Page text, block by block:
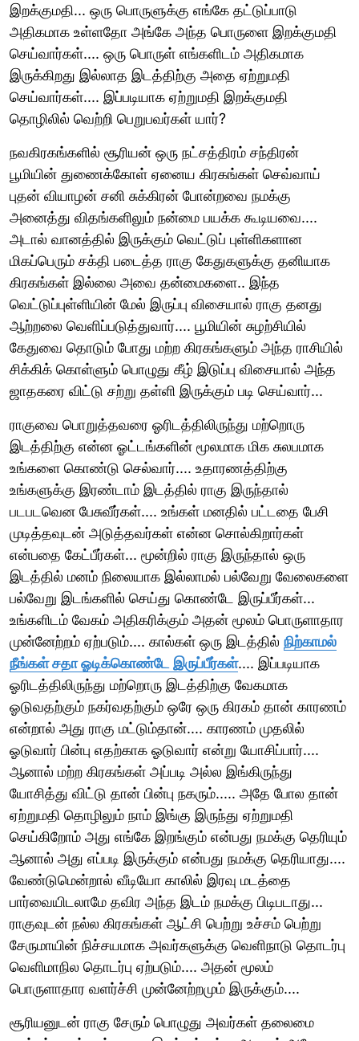
இறக்குமதி... ஒரு பொருளுக்கு எங்கே தட்டுப்பாடு
அதிகமாக உள்ளதோ அங்கே அந்த பொருளை இறக்குமதி
செய்வார்கள்.... ஒரு பொருள் எங்களிடம் அதிகமாக
இருக்கிறது இல்லாத இடத்திற்கு அதை ஏற்றுமதி
செய்வார்கள்.... இப்படியாக ஏற்றுமதி இறக்குமதி
தொழிலில் வெற்றி பெறுபவர்கள் யார்?
நவகிரகங்களில் சூரியன் ஒரு நட்சத்திரம் சந்திரன்
பூமியின் துணைக்கோள் ஏனைய கிரகங்கள் செவ்வாய்
புதன் வியாழன் சனி சுக்கிரன் போன்றவை நமக்கு
அனைத்து விதங்களிலும் நன்மை பயக்க கூடியவை....
அடால் வானத்தில் இருக்கும் வெட்டுப் புள்ளிகளான
மிகப்பெரும் சக்தி படைத்த ராகு கேதுகளுக்கு தனியாக
கிரகங்கள் இல்லை அவை தன்மைகளை.. இந்த
வெட்டுப்புள்ளியின் மேல் இருப்பு விசையால் ராகு தனது
ஆற்றலை வெளிப்படுத்துவார்.... பூமியின் சுழற்சியில்
கேதுவை தொடும் போது மற்ற கிரகங்களும் அந்த ராசியில்
சிக்கிக் கொள்ளும் பொழுது கீழ் இடுப்பு விசையால் அந்த
ஜாதகரை விட்டு சற்று தள்ளி இருக்கும் படி செய்வார்...
ராகுவை பொறுத்தவரை ஓரிடத்திலிருந்து மற்றொரு
இடத்திற்கு என்ன ஓட்டங்களின் மூலமாக மிக சுலபமாக
உங்களை கொண்டு செல்வார்.... உதாரணத்திற்கு
உங்களுக்கு இரண்டாம் இடத்தில் ராகு இருந்தால்
படபடவென பேசுவீர்கள்.... உங்கள் மனதில் பட்டதை பேசி
முடித்தவுடன் அடுத்தவர்கள் என்ன சொல்கிறார்கள்
என்பதை கேட்பீர்கள்... மூன்றில் ராகு இருந்தால் ஒரு
இடத்தில் மனம் நிலையாக இல்லாமல் பல்வேறு வேலைகளை
பல்வேறு இடங்களில் செய்து கொண்டே இருப்பீர்கள்...
உங்களிடம் வேகம் அதிகரிக்கும் அதன் மூலம் பொருளாதார
முன்னேற்றம் ஏற்படும்.... கால்கள் ஒரு இடத்தில் நிற்காமல்
நீங்கள் சதா ஓடிக்கொண்டே இருப்பீர்கள்.... இப்படியாக
ஓரிடத்திலிருந்து மற்றொரு இடத்திற்கு வேகமாக
ஓடுவதற்கும் நகர்வதற்கும் ஒரே ஒரு கிரகம் தான் காரணம்
என்றால் அது ராகு மட்டும்தான்.... காரணம் முதலில்
ஓடுவார் பின்பு எதற்காக ஓடுவார் என்று யோசிப்பார்....
ஆனால் மற்ற கிரகங்கள் அப்படி அல்ல இங்கிருந்து
யோசித்து விட்டு தான் பின்பு நகரும்..... அதே போல தான்
ஏற்றுமதி தொழிலும் நாம் இங்கு இருந்து ஏற்றுமதி
செய்கிறோம் அது எங்கே இறங்கும் என்பது நமக்கு தெரியும்
ஆனால் அது எப்படி இருக்கும் என்பது நமக்கு தெரியாது....
வேண்டுமென்றால் வீடியோ காலில் இரவு மடத்தை
பார்வையிடலாமே தவிர அந்த இடம் நமக்கு பிடிபடாது...
ராகுவுடன் நல்ல கிரகங்கள் ஆட்சி பெற்று உச்சம் பெற்று
சேருமாயின் நிச்சயமாக அவர்களுக்கு வெளிநாடு தொடர்பு
வெளிமாநில தொடர்பு ஏற்படும்.... அதன் மூலம்
பொருளாதார வளர்ச்சி முன்னேற்றமும் இருக்கும்....
சூரியனுடன் ராகு சேரும் பொழுது அவர்கள் தலைமை